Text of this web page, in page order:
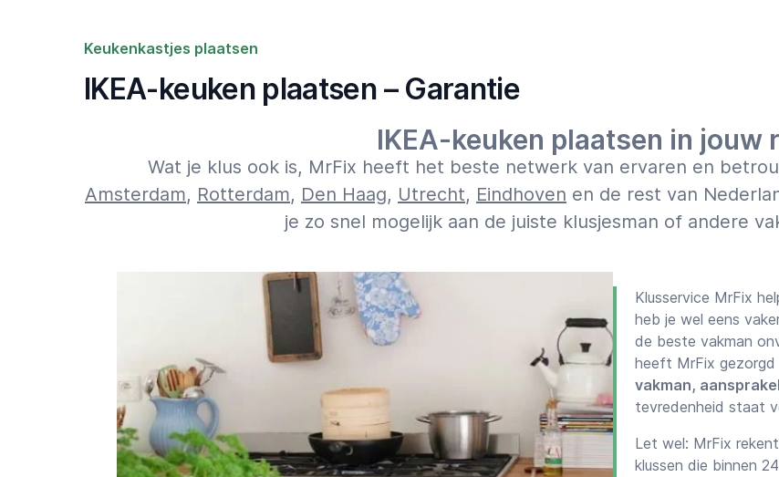
Zie voor verdere vragen over tarieven de pagina
verdere informatie op 020-675 0333 (ma-vr 9:00-13:00u & za-zo 13:00-
17:00u).
Keukenkastjes plaatsen
IKEA-keuken plaatsen – Garantie
IKEA-keuken plaatsen in jouw
Wat je klus ook is, MrFix heeft het beste netwerk van ervaren en
Amsterdam, Rotterdam, Den Haag, Utrecht, Eindhoven en de rest van
je zo snel mogelijk aan de juiste klusjesman of andere
Klusservice MrFix
heb je wel eens
de beste vakman
heeft MrFix
vakman,
tevredenheid staat
Let wel: MrFix
klussen die binnen